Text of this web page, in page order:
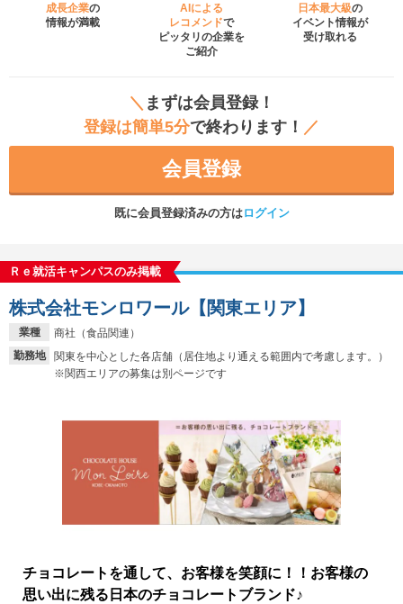
成長企業の
情報が満載
AIによる
レコメンドで
ピッタリの企業を
ご紹介
日本最大級の
イベント情報が
受け取れる
＼ まずは会員登録！
登録は簡単5分で終わります！ ／
会員登録
既に会員登録済みの方はログイン
Ｒｅ就活キャンパスのみ掲載
業種
商社（食品関連）
勤務地
関東を中心とした各店舗（居住地より通える範囲内で考慮します。）
※関西エリアの募集は別ページです
株式会社モンロワール【関東エリア】
チョコレートを通して、お客様を笑顔に！！お客様の
思い出に残る日本のチョコレートブランド♪